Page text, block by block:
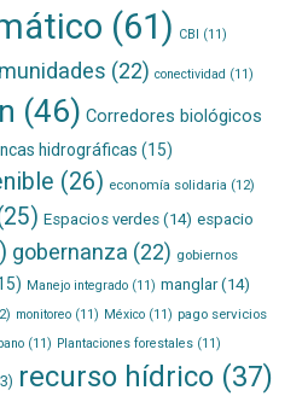
(61) CBI (11)
(22) conectividad (11)
(46) Corredores biológicos
hidrográficas (15)
(26) economía solidaria (12)
Espacios verdes(14) espacio
gobernanza (22) gobiernos
Manejo integrado(11) manglar(14)
monitoreo(11) México(11) pago servicios
(11) Plantaciones forestales(11)
recurso hídrico(37)